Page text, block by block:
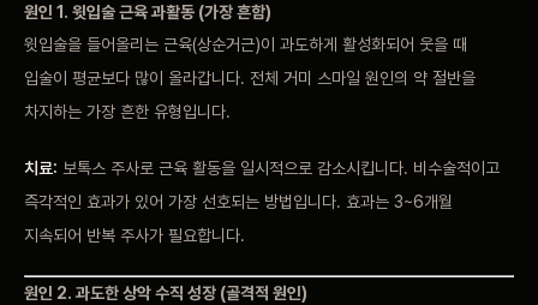
원인 1. 윗입술 근육 과활동 (가장 흔함)
윗입술을 들어올리는 근육(상순거근)이 과도하게 활성화되어 웃을 때
입술이 평균보다 많이 올라갑니다. 전체 거미 스마일 원인의 약 절반을
차지하는 가장 흔한 유형입니다.
치료: 보톡스 주사로 근육 활동을 일시적으로 감소시킵니다. 비수술적이고
즉각적인 효과가 있어 가장 선호되는 방법입니다. 효과는 3~6개월
지속되어 반복 주사가 필요합니다.
원인 2. 과도한 상악 수직 성장 (골격적 원인)